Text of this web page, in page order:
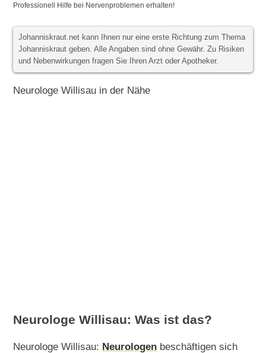
Professionell Hilfe bei Nervenproblemen erhalten!
Johanniskraut.net kann Ihnen nur eine erste Richtung zum Thema
Johanniskraut geben. Alle Angaben sind ohne Gewähr. Zu Risiken
und Nebenwirkungen fragen Sie Ihren Arzt oder Apotheker.
Neurologe Willisau in der Nähe
Neurologe Willisau: Was ist das?
Neurologe Willisau: Neurologen beschäftigen sich